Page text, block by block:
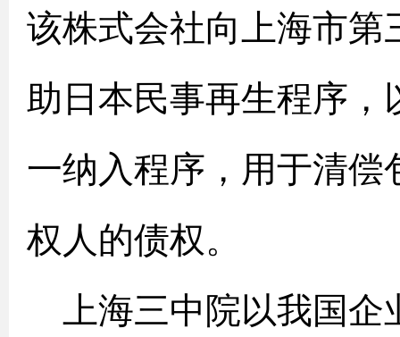
该株式会社向上海市第
助日本民事再生程序，
一纳入程序，用于清
权人的债权。
上海三中院以我国企